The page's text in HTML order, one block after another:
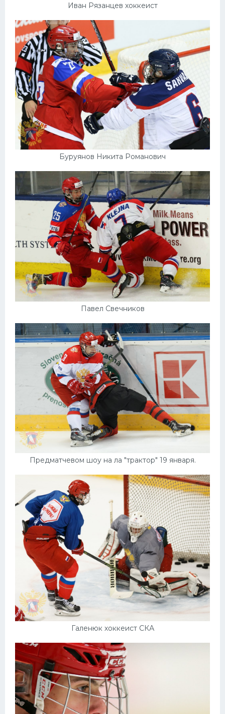
Иван Рязанцев хоккеист
Буруянов Никита Романович
Павел Свечников
Предматчевом шоу на ла "трактор" 19 января.
Галенюк хоккеист СКА